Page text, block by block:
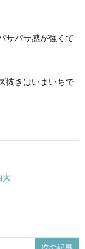
サパサ感が強くて
抜きはいまいちで
大
次の記事